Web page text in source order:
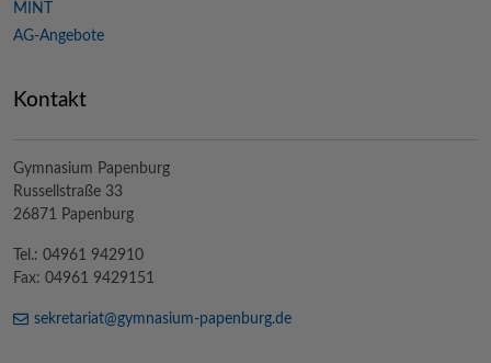
MINT
AG-Angebote
Kontakt
Gymnasium Papenburg
Russellstraße 33
26871 Papenburg
Tel.: 04961 942910
Fax: 04961 9429151
sekretariat@gymnasium-papenburg.de